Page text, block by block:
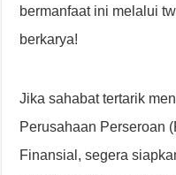
bermanfaat ini melalui
berkarya!
Jika sahabat tertarik
Perusahaan Perseroan
Finansial, segera